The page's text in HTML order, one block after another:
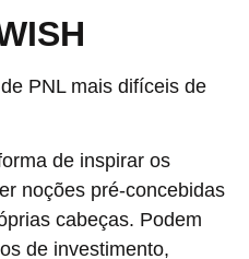
PNL mais difíceis de
de inspirar os
noções pré-concebidas
cabeças. Podem
de investimento,